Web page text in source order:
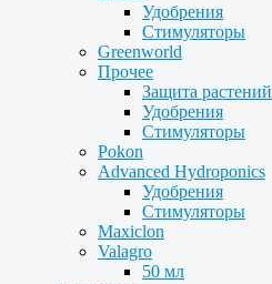
Удобрения
Стимуляторы
Greenworld
Прочее
Защита растений
Удобрения
Стимуляторы
Pokon
Advanced Hydroponics
Удобрения
Стимуляторы
Maxiclon
Valagro
50 мл